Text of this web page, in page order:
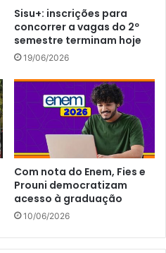
Sisu+: inscrições para
concorrer a vagas do 2º
semestre terminam hoje
19/06/2026
Com nota do Enem, Fies e
Prouni democratizam
acesso à graduação
10/06/2026